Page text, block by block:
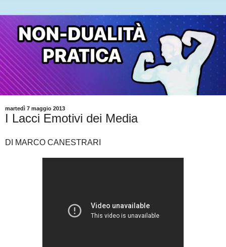
martedì 7 maggio 2013
I Lacci Emotivi dei Media
DI MARCO CANESTRARI